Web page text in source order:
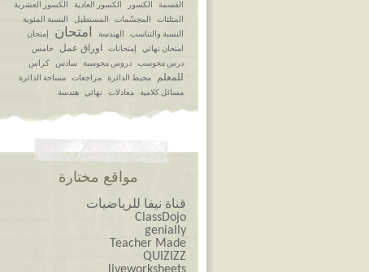
القسمة
الكسور الكسور العادية
الكسور العشرية
المثلثات
المجسّمات المستطيل
النسبة المئوية
النسبة والتناسب
الهندسة امتحان
إمتحان
امتحان نهائي
إمتحانات اوراق عمل
خامس
درس محوسب
دروس محوسبة سادس كراس
للمعلم محيط الدائرة مراجعات
مساحة الدائرة
مسائل كلامية
معادلات نهائي هندسة
مواقع مختارة
قناة نيفا للرياضيات
ClassDojo
genially
Teacher Made
QUIZIZZ